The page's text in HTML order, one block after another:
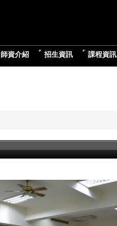
師資介紹 招生資訊 課程資訊